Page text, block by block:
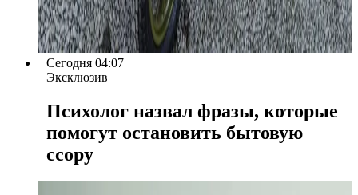
Сегодня 04:07
Эксклюзив
Психолог назвал фразы, которые
помогут остановить бытовую
ссору